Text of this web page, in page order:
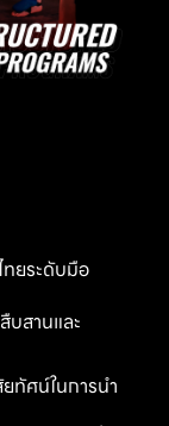
ยระดับมือ
บสานและ
ทัศน์ในการนำ